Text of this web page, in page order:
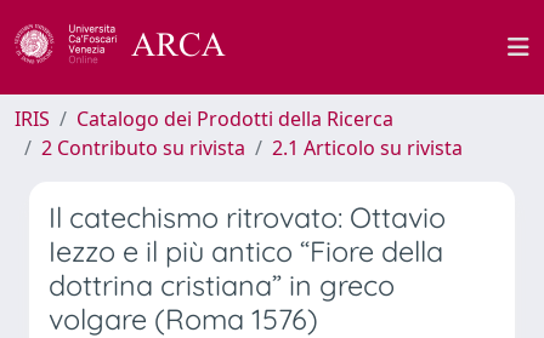
IRIS
Catalogo dei Prodotti della Ricerca
2 Contributo su rivista
2.1 Articolo su rivista
Il catechismo ritrovato: Ottavio
Iezzo e il più antico “Fiore della
dottrina cristiana” in greco
volgare (Roma 1576)